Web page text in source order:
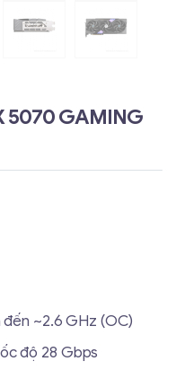
5070 GAMING
~2.6 GHz (OC)
độ 28 Gbps